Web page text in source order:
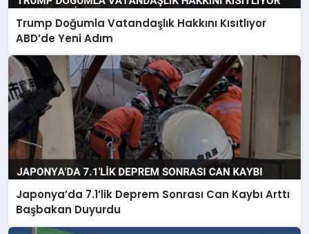
Trump Doğumla Vatandaşlık Hakkını Kısıtlıyor
ABD’de Yeni Adım
Japonya’da 7.1’lik Deprem Sonrası Can Kaybı Arttı
Başbakan Duyurdu